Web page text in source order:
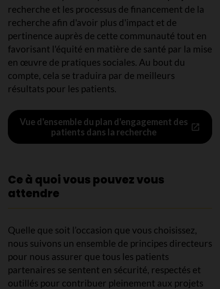
recherche et les processus de financement de la
recherche afin d'avoir plus d'impact et de
pertinence auprès de cette communauté tout en
favorisant l'équité en matière de santé par la mise
en œuvre de pratiques sociales. Au bout du
compte, cela se traduira par de meilleurs
résultats pour les patients.
Vue d'ensemble du plan d'engagement des
patients dans la recherche
Ce à quoi vous pouvez vous
attendre
Quelle que soit l’occasion que vous choisissez,
nous suivons un ensemble de principes directeurs
pour nous assurer que tous les patients
partenaires se sentent en sécurité, respectés et
outillés pour contribuer pleinement aux projets